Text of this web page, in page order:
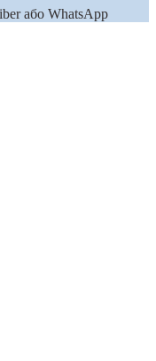
або WhatsApp